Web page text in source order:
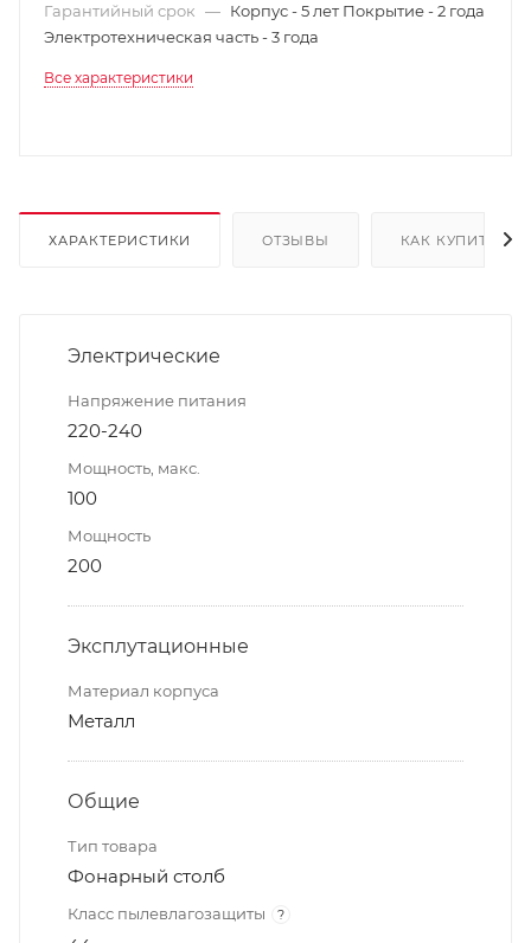
Гарантийный срок — Корпус - 5 лет Покрытие - 2 года
Электротехническая часть - 3 года
Все характеристики
ХАРАКТЕРИСТИКИ ОТЗЫВЫ КАК КУПИТЬ
Электрические
Напряжение питания
220-240
Мощность, макс.
100
Мощность
200
Эксплутационные
Материал корпуса
Металл
Общие
Тип товара
Фонарный столб
Класс пылевлагозащиты ?